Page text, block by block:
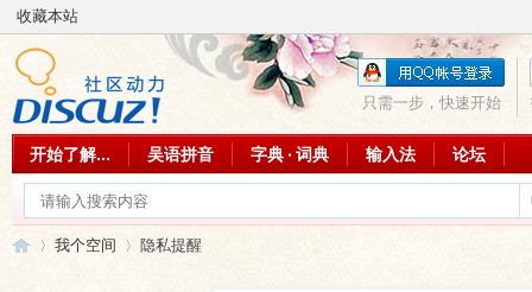
收藏本站
只需一步，快速开始
开始了解... 吴语拼音 字典 · 词典 输入法 论坛
我个空间 隐私提醒